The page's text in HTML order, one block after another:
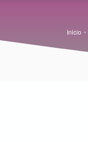
Inicio